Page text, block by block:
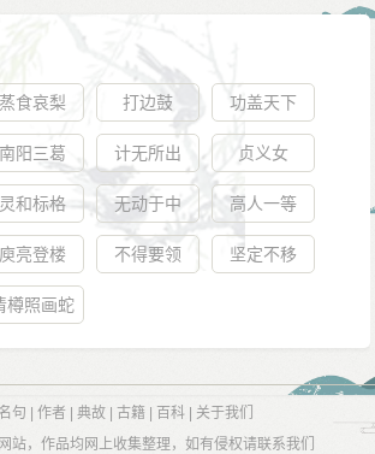
蒸食哀梨 打边鼓 功盖天下
南阳三葛 计无所出 贞义女
灵和标格 无动于中 高人一等
庾亮登楼 不得要领 坚定不移
樽照画蛇
名句 作者 典故 古籍 百科
关于我们
站，作品均网上收集整理，如有侵权请联系我们